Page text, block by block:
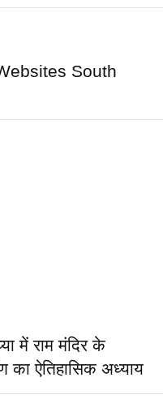
South
में राम मंदिर के
का ऐतिहासिक अध्याय